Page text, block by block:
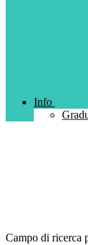
Info
Campo di ricerca